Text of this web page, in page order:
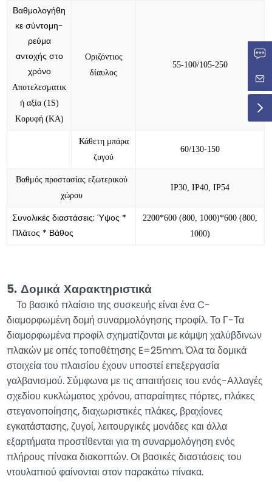
Βαθμολογήθη
κε σύντομη-
ρεύμα
αντοχής στο
χρόνο
Αποτελεσματικ
ή αξία (1S)
Κορυφή (ΚΑ)
Οριζόντιος
δίαυλος
55-100/105-250
Κάθετη μπάρα
ζυγού
60/130-150
Βαθμός προστασίας εξωτερικού
χώρου
IP30, IP40, IP54
Συνολικές διαστάσεις: Ύψος *
Πλάτος * Βάθος
2200*600 (800, 1000)*600 (800,
1000)
5. Δομικά Χαρακτηριστικά
Το βασικό πλαίσιο της συσκευής είναι ένα C-
διαμορφωμένη δομή συναρμολόγησης προφίλ. Το Γ-Τα
διαμορφωμένα προφίλ σχηματίζονται με κάμψη χαλύβδινων
πλακών με οπές τοποθέτησης E=25mm. Όλα τα δομικά
στοιχεία του πλαισίου έχουν υποστεί επεξεργασία
γαλβανισμού. Σύμφωνα με τις απαιτήσεις του ενός-Αλλαγές
σχεδίου κυκλώματος χρόνου, απαραίτητες πόρτες, πλάκες
στεγανοποίησης, διαχωριστικές πλάκες, βραχίονες
εγκατάστασης, ζυγοί, λειτουργικές μονάδες και άλλα
εξαρτήματα προστίθενται για τη συναρμολόγηση ενός
πλήρους πίνακα διακοπτών. Οι βασικές διαστάσεις του
ντουλαπιού φαίνονται στον παρακάτω πίνακα.